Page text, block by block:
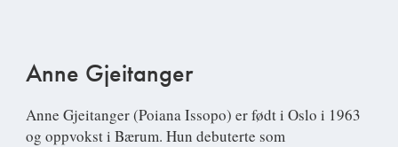
Anne Gjeitanger
Anne Gjeitanger(Poiana Issopo) er født i Oslo i 1963
og oppvokst i Bærum. Hun debuterte som